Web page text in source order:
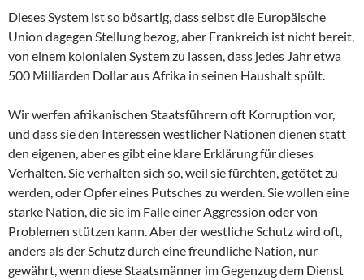
Dieses System ist so bösartig, dass selbst die Europäische
Union dagegen Stellung bezog, aber Frankreich ist nicht bereit,
von einem kolonialen System zu lassen, dass jedes Jahr etwa
500 Milliarden Dollar aus Afrika in seinen Haushalt spült.
Wir werfen afrikanischen Staatsführern oft Korruption vor,
und dass sie den Interessen westlicher Nationen dienen statt
den eigenen, aber es gibt eine klare Erklärung für dieses
Verhalten. Sie verhalten sich so, weil sie fürchten, getötet zu
werden, oder Opfer eines Putsches zu werden. Sie wollen eine
starke Nation, die sie im Falle einer Aggression oder von
Problemen stützen kann. Aber der westliche Schutz wird oft,
anders als der Schutz durch eine freundliche Nation, nur
gewährt, wenn diese Staatsmänner im Gegenzug dem Dienst